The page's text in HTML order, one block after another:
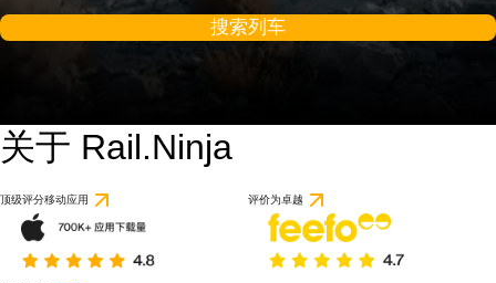
搜索列车
关于 Rail.Ninja
顶级评分移动应用 评价为卓越